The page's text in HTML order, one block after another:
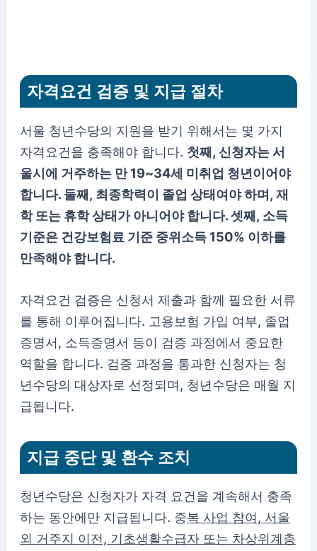
자격요건 검증 및 지급 절차
서울 청년수당의 지원을 받기 위해서는 몇 가지
자격요건을 충족해야 합니다. 첫째, 신청자는 서
울시에 거주하는 만 19~34세 미취업 청년이어야
합니다. 둘째, 최종학력이 졸업 상태여야 하며, 재
학 또는 휴학 상태가 아니어야 합니다. 셋째, 소득
기준은 건강보험료 기준 중위소득 150% 이하를
만족해야 합니다.
자격요건 검증은 신청서 제출과 함께 필요한 서류
를 통해 이루어집니다. 고용보험 가입 여부, 졸업
증명서, 소득증명서 등이 검증 과정에서 중요한
역할을 합니다. 검증 과정을 통과한 신청자는 청
년수당의 대상자로 선정되며, 청년수당은 매월 지
급됩니다.
지급 중단 및 환수 조치
청년수당은 신청자가 자격 요건을 계속해서 충족
하는 동안에만 지급됩니다. 중복 사업 참여, 서울
외 거주지 이전, 기초생활수급자 또는 차상위계층